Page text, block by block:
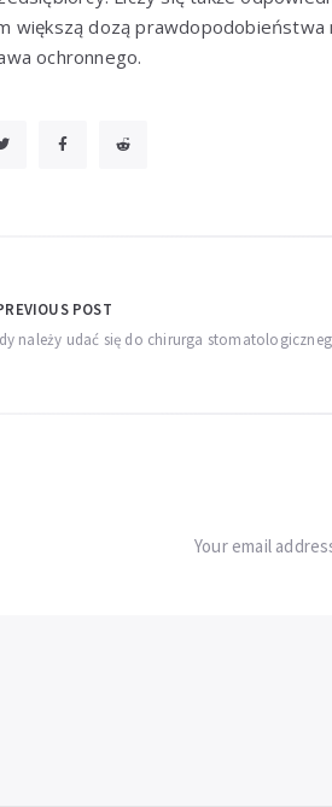
większą dozą prawdopodobieństwa
ochronnego.
POST
należy udać się do chirurga
Your email